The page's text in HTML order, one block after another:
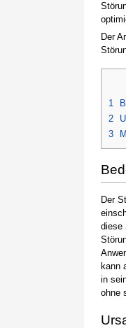
Der
1
2
3
Der
diese
kann
in
ohne